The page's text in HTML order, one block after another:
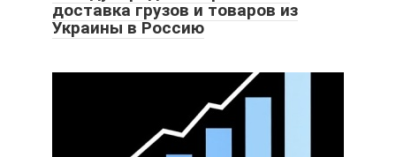
доставка грузов и товаров из
Украины в Россию